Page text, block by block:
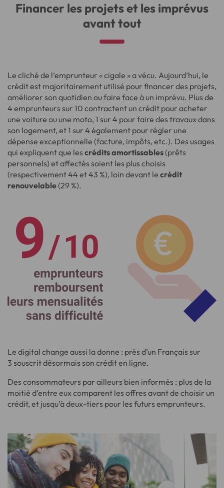
Financer les projets et les imprévus
avant tout
Le cliché de l’emprunteur « cigale » a vécu. Aujourd’hui, le
crédit est majoritairement utilisé pour financer des projets,
améliorer son quotidien ou faire face à un imprévu. Plus de
4 emprunteurs sur 10 contractent un crédit pour acheter
une voiture ou une moto, 1 sur 4 pour faire des travaux dans
son logement, et 1 sur 4 également pour régler une
dépense exceptionnelle (facture, impôts, etc.). Des usages
qui expliquent que les crédits amortissables(prêts
personnels) et affectés soient les plus choisis
(respectivement 44 et 43 %), loin devant le crédit
renouvelable(29 %).
Le digital change aussi la donne : près d’un Français sur
3 souscrit désormais son crédit en ligne.
Des consommateurs par ailleurs bien informés : plus de la
moitié d’entre eux comparent les offres avant de choisir un
crédit, et jusqu’à deux-tiers pour les futurs emprunteurs.